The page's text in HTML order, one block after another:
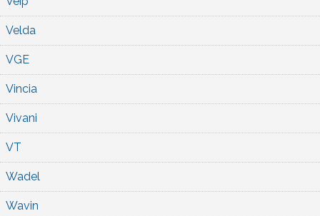
Velda
VGE
Vincia
Vivani
VT
Wadel
Wavin